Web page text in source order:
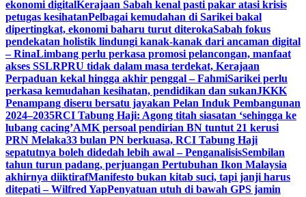
ekonomi digitalKerajaan Sabah kenal pasti pakar atasi krisis
petugas kesihatanPelbagai kemudahan di Sarikei bakal
dipertingkat, ekonomi baharu turut diterokaSabah fokus
pendekatan holistik lindungi kanak-kanak dari ancaman digital
– RinaLimbang perlu perkasa promosi pelancongan, manfaat
akses SSLRPRU tidak dalam masa terdekat, Kerajaan
Perpaduan kekal hingga akhir penggal – FahmiSarikei perlu
perkasa kemudahan kesihatan, pendidikan dan sukanJKKK
Penampang diseru bersatu jayakan Pelan Induk Pembangunan
2024–2035RCI Tabung Haji: Agong titah siasatan ‘sehingga ke
lubang cacing’AMK persoal pendirian BN tuntut 21 kerusi
PRN Melaka33 bulan PN berkuasa, RCI Tabung Haji
sepatutnya boleh didedah lebih awal – PenganalisisSembilan
tahun turun padang, perjuangan Pertubuhan Ikon Malaysia
akhirnya diiktirafManifesto bukan kitab suci, tapi janji harus
ditepati – Wilfred YapPenyatuan utuh di bawah GPS jamin